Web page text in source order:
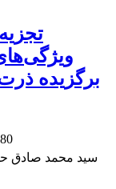
برگزیده
سید محمد صادق